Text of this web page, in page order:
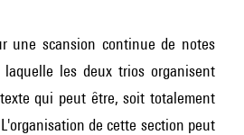
une scansion continue de notes
les deux trios organisent
qui peut être, soit totalement
de cette section peut